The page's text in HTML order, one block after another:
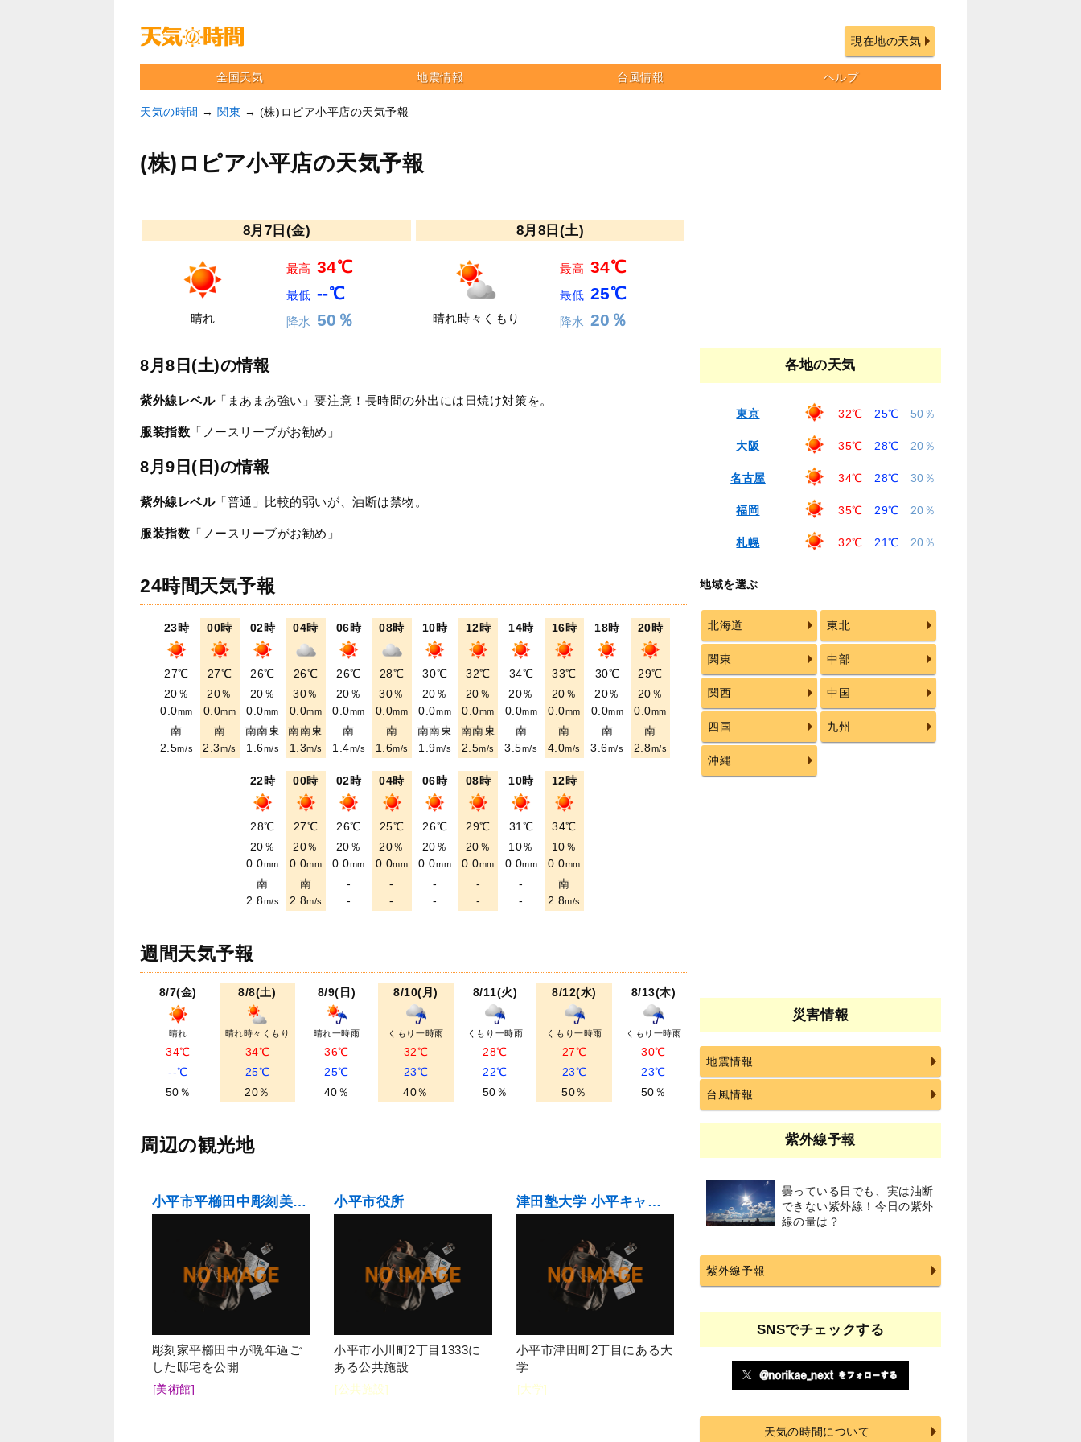
現在地の天気
全国天気 地震情報 台風情報 ヘルプ
天気の時間 → 関東 → (株)ロピア小平店の天気予報
(株)ロピア小平店の天気予報
8月7日(金)
晴れ
最高 34℃
最低 --℃
降水 50％
8月8日(土)
晴れ時々くもり
最高 34℃
最低 25℃
降水 20％
8月8日(土)の情報
紫外線レベル「まあまあ強い」要注意！長時間の外出には日焼け対策を。
服装指数 「ノースリーブがお勧め」
8月9日(日)の情報
紫外線レベル「普通」比較的弱いが、油断は禁物。
服装指数 「ノースリーブがお勧め」
24時間天気予報
23時
27℃
20％
0.0mm
南
2.5m/s
00時
27℃
20％
0.0mm
南
2.3m/s
02時
26℃
20％
0.0mm
南南東
1.6m/s
04時
26℃
30％
0.0mm
南南東
1.3m/s
06時
26℃
20％
0.0mm
南
1.4m/s
08時
28℃
30％
0.0mm
南
1.6m/s
10時
30℃
20％
0.0mm
南南東
1.9m/s
12時
32℃
20％
0.0mm
南南東
2.5m/s
14時
34℃
20％
0.0mm
南
3.5m/s
16時
33℃
20％
0.0mm
南
4.0m/s
18時
30℃
20％
0.0mm
南
3.6m/s
20時
29℃
20％
0.0mm
南
2.8m/s
22時
28℃
20％
0.0mm
南
2.8m/s
00時
27℃
20％
0.0mm
南
2.8m/s
02時
26℃
20％
0.0mm
-
-
04時
25℃
20％
0.0mm
-
-
06時
26℃
20％
0.0mm
-
-
08時
29℃
20％
0.0mm
-
-
10時
31℃
10％
0.0mm
-
-
12時
34℃
10％
0.0mm
南
2.8m/s
週間天気予報
8/7(金)
晴れ
34℃
--℃
50％
8/8(土)
晴れ時々くもり
34℃
25℃
20％
8/9(日)
晴れ一時雨
36℃
25℃
40％
8/10(月)
くもり一時雨
32℃
23℃
40％
8/11(火)
くもり一時雨
28℃
22℃
50％
8/12(水)
くもり一時雨
27℃
23℃
50％
8/13(木)
くもり一時雨
30℃
23℃
50％
周辺の観光地
小平市平櫛田中彫刻美術館
彫刻家平櫛田中が晩年過ご
した邸宅を公開
[美術館]
小平市役所
小平市小川町2丁目1333に
ある公共施設
[公共施設]
津田塾大学 小平キャンパス
小平市津田町2丁目にある大
学
[大学]
各地の天気
東京 32℃ 25℃ 50％
大阪 35℃ 28℃ 20％
名古屋 34℃ 28℃ 30％
福岡 35℃ 29℃ 20％
札幌 32℃ 21℃ 20％
地域を選ぶ
北海道 東北
関東 中部
関西 中国
四国 九州
沖縄
災害情報
地震情報
台風情報
紫外線予報
曇っている日でも、実は油断
できない紫外線！今日の紫外
線の量は？
紫外線予報
SNSでチェックする
天気の時間について